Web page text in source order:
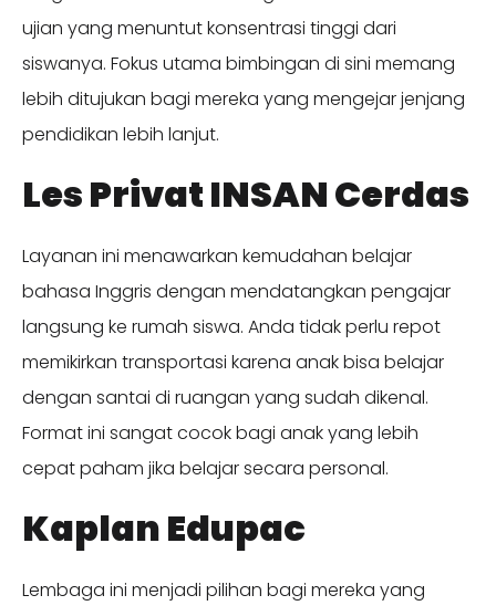
ujian yang menuntut konsentrasi tinggi dari
siswanya. Fokus utama bimbingan di sini memang
lebih ditujukan bagi mereka yang mengejar jenjang
pendidikan lebih lanjut.
Les Privat INSAN Cerdas
Layanan ini menawarkan kemudahan belajar
bahasa Inggris dengan mendatangkan pengajar
langsung ke rumah siswa. Anda tidak perlu repot
memikirkan transportasi karena anak bisa belajar
dengan santai di ruangan yang sudah dikenal.
Format ini sangat cocok bagi anak yang lebih
cepat paham jika belajar secara personal.
Kaplan Edupac
Lembaga ini menjadi pilihan bagi mereka yang